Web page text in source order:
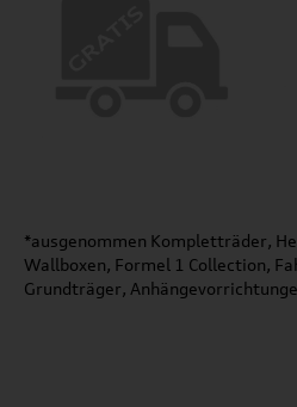
*ausgenommen Kompletträder,
Wallboxen, Formel 1 Collection,
Grundträger,